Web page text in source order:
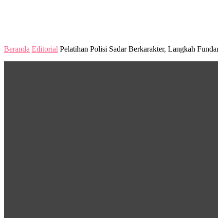
Beranda Editorial Pelatihan Polisi Sadar Berkarakter, Langkah